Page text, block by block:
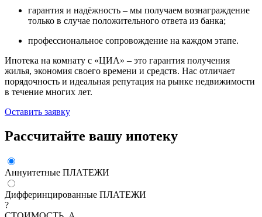
гарантия и надёжность – мы получаем вознаграждение
только в случае положительного ответа из банка;
профессиональное сопровождение на каждом этапе.
Ипотека на комнату с «ЦИА» – это гарантия получения
жилья, экономия своего времени и средств. Нас отличает
порядочность и идеальная репутация на рынке недвижимости
в течение многих лет.
Оставить заявку
Рассчитайте вашу ипотеку
Аннуитетные ПЛАТЕЖИ
Дифферинцированные ПЛАТЕЖИ
?